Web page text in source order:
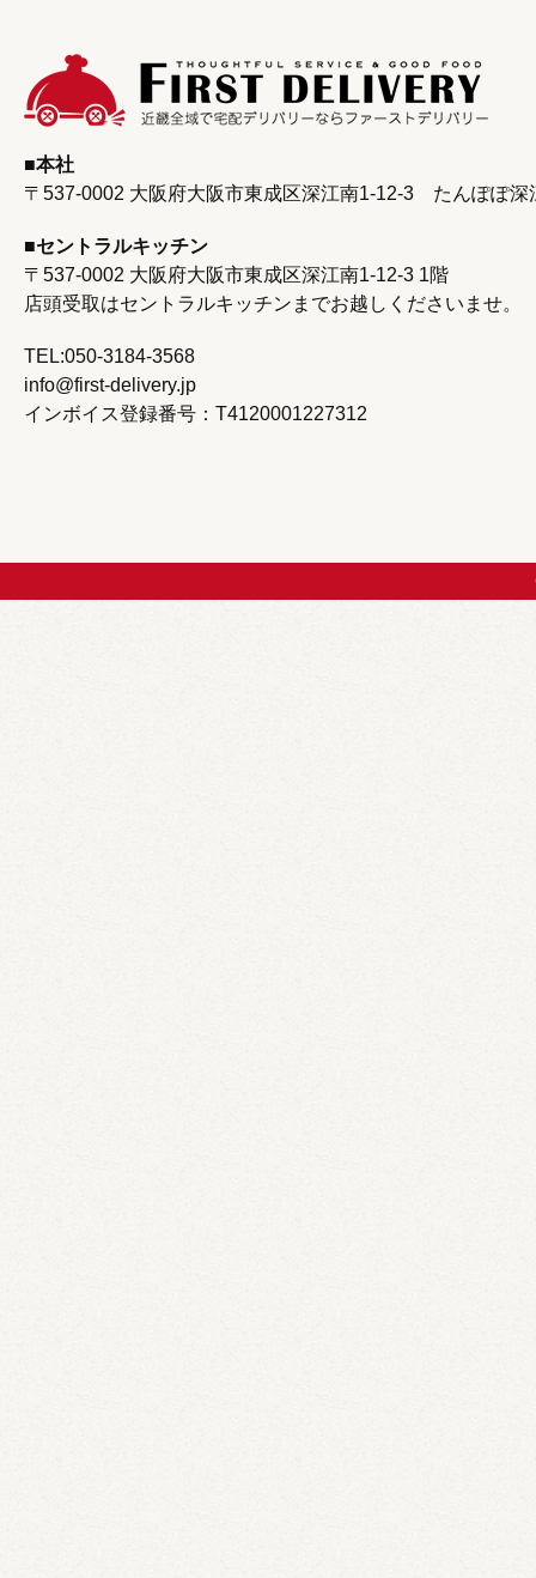
本社
〒537-0002 大阪府大阪市東成区深江南1-12-3 たんぽぽ
セントラルキッチン
〒537-0002 大阪府大阪市東成区深江南1‐12‐3 1階
店頭受取はセントラルキッチンまでお越しくださいませ。
TEL:050-3184-3568
info@first-delivery.jp
インボイス登録番号：T4120001227312